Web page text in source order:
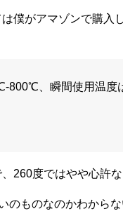
僕がアマゾンで購入
800℃、瞬間使用温度
260度ではやや心許な
のものなのかわからな